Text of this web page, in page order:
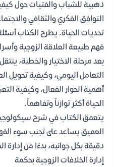
ذهبية للشباب والفتيات حول
التوافق الفكري والثقافي
تحديات الحياة. يطرح الكتاب
فهم طبيعة العلاقة الزوجية
بعد مرحلة الاختيار والخطبة،
التعامل اليومي، وكيفية تحويل
أهمية الحوار الفعال، وكيفية
الحياة أكثر توازناً وتفاهماً.
يتعمق الكتاب في شرح
العميق يساعد على تجنب سوء
دقيقة بكل جوانبه، بدءًا من
إدارة الخلافات الزوجية بحكمة